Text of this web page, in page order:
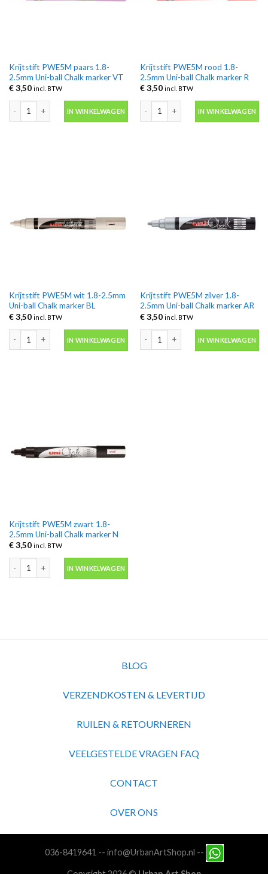
Krijtstift PWE5M paars 1.8-
2.5mm Uni-ball Chalk marker VT
€3,50 incl. BTW
Krijtstift PWE5M paars 1.8-2.5mm Uni-ball Chalk marker VT aantal
IN WINKELWAGEN
Krijtstift PWE5M rood 1.8-
2.5mm Uni-ball Chalk marker R
€3,50 incl. BTW
Krijtstift PWE5M rood 1.8-2.5mm
IN WINKELWAGEN
Krijtstift PWE5M wit 1.8-2.5mm
Uni-ball Chalk marker BL
€3,50 incl. BTW
IN WINKELWAGEN
Krijtstift PWE5M zilver 1.8-
2.5mm Uni-ball Chalk marker AR
€3,50 incl. BTW
IN WINKELWAGEN
Krijtstift PWE5M zwart 1.8-
2.5mm Uni-ball Chalk marker N
€3,50 incl. BTW
Krijtstift PWE5M zwart 1.8-2.5mm Uni-ball Chalk marker N aantal
IN WINKELWAGEN
BLOG
VERZENDKOSTEN & LEVERTIJD
RUILEN & RETOURNEREN
VEELGESTELDE VRAGEN FAQ
CONTACT
OVER ONS
036-8419641 -- info@UrbanArtShop.nl --